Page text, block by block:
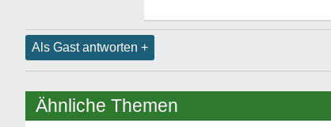
Als Gast antworten +
Ähnliche Themen